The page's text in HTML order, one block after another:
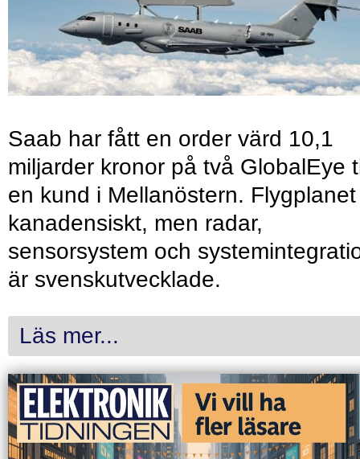
Saab har fått en order värd 10,1
miljarder kronor på två GlobalEye
en kund i Mellanöstern.
kanadensiskt, men radar,
sensorsystem och
är svenskutvecklade.
Läs mer...